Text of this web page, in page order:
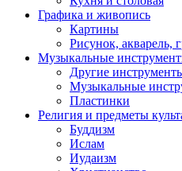
Графика и живопись
Картины
Рисунок, акварель,
Музыкальные
Другие
Музыкальные
Пластинки
Религия и предметы
Буддизм
Ислам
Иудаизм